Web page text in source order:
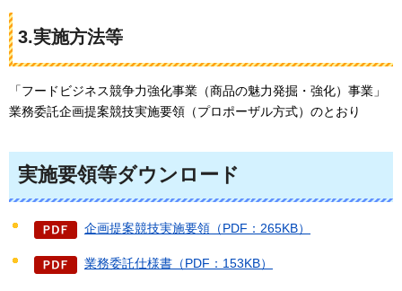
3.実施方法等
「フードビジネス競争力強化事業（商品の魅力発掘・強化）事業」
業務委託企画提案競技実施要領（プロポーザル方式）のとおり
実施要領等ダウンロード
企画提案競技実施要領（PDF：265KB）
業務委託仕様書（PDF：153KB）